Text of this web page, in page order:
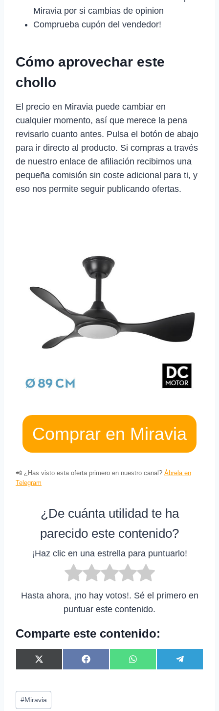
Miravia por si cambias de opinion
Comprueba cupón del vendedor!
Cómo aprovechar este
chollo
El precio en Miravia puede cambiar en
cualquier momento, así que merece la pena
revisarlo cuanto antes. Pulsa el botón de abajo
para ir directo al producto. Si compras a través
de nuestro enlace de afiliación recibimos una
pequeña comisión sin coste adicional para ti, y
eso nos permite seguir publicando ofertas.
Comprar en Miravia
📲 ¿Has visto esta oferta primero en nuestro canal? Ábrela en
Telegram
¿De cuánta utilidad te ha
parecido este contenido?
¡Haz clic en una estrella para puntuarlo!
Hasta ahora, ¡no hay votos!. Sé el primero en
puntuar este contenido.
Comparte este contenido:
C
o
p
a
r
X
(
w
i
t
C
o
F
a
C
o
W
h
C
o
e
Etiquetas
de
#Miravia